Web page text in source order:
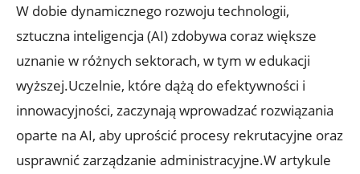
W dobie dynamicznego rozwoju technologii,
sztuczna inteligencja (AI) zdobywa coraz większe
uznanie w różnych sektorach, w tym w edukacji
wyższej.Uczelnie, które dążą do efektywności i
innowacyjności, zaczynają wprowadzać rozwiązania
oparte na AI, aby uprościć procesy rekrutacyjne oraz
usprawnić zarządzanie administracyjne.W artykule